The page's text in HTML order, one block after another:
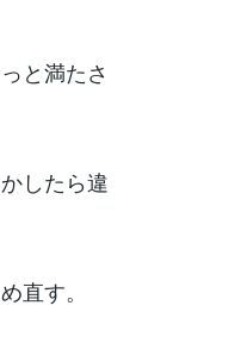
と満たさ
したら違
直す。